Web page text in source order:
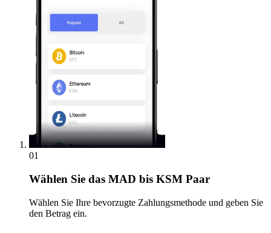
01
Wählen Sie das MAD bis KSM Paar
Wählen Sie Ihre bevorzugte Zahlungsmethode und geben Sie
den Betrag ein.